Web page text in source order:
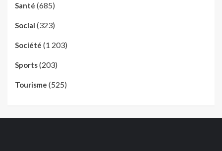
Santé (685)
Social (323)
Société (1 203)
Sports(203)
Tourisme (525)